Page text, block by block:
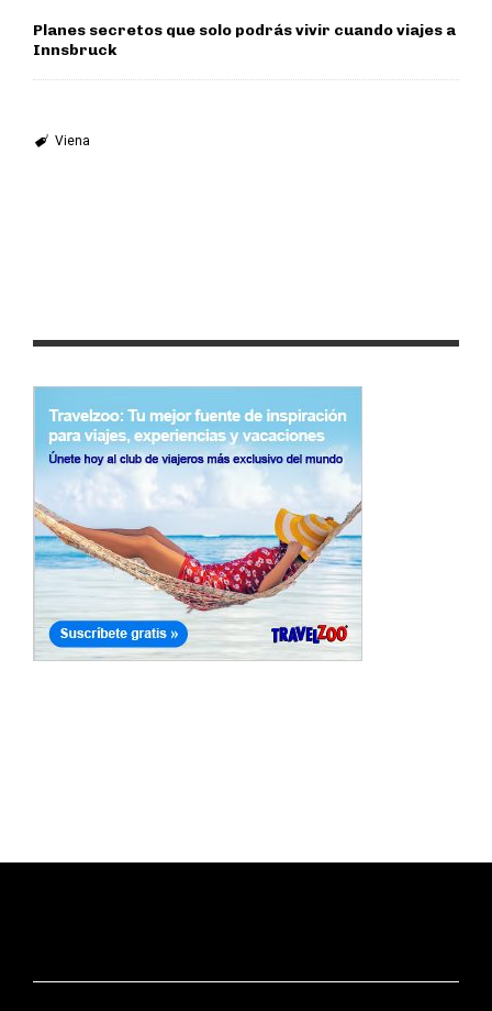
Planes secretos que solo podrás vivir cuando viajes a
Innsbruck
Viena